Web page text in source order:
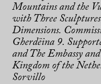
Mountains and the
with Three
Dimensions.
Gherdëina 9.
and The Embassy
Kingdom of the
Sorvillo